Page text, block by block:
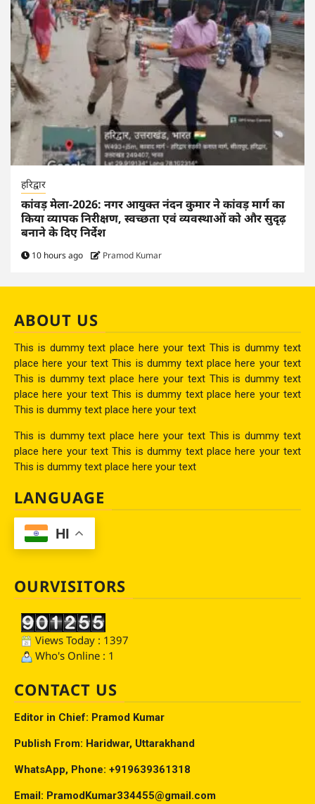
हरिद्वार
कांवड़ मेला-2026: नगर आयुक्त नंदन कुमार ने कांवड़ मार्ग का
किया व्यापक निरीक्षण, स्वच्छता एवं व्यवस्थाओं को और सुदृढ़
बनाने के दिए निर्देश
10 hours ago Pramod Kumar
ABOUT US
This is dummy text place here your text This is dummy text
place here your text This is dummy text place here your text
This is dummy text place here your text This is dummy text
place here your text This is dummy text place here your text
This is dummy text place here your text
This is dummy text place here your text This is dummy text
place here your text This is dummy text place here your text
This is dummy text place here your text
LANGUAGE
HI
OURVISITORS
Views Today : 1397
Who's Online : 1
CONTACT US
Editor in Chief: Pramod Kumar
Publish From: Haridwar, Uttarakhand
WhatsApp, Phone: +919639361318
Email: PramodKumar334455@gmail.com